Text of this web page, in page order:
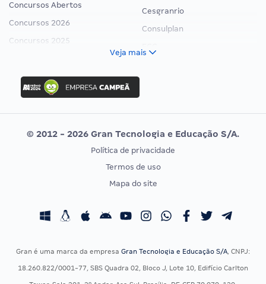
Concursos Abertos
Concursos 2026
Concursos 2025
Concurso Ibama
Concurso MPU
Editais publicados
Cesgranrio
Consulplan
Vunesp
CONCURSOS POR PROFISSÃO
Concursos Fiscais
Concursos Saúde
EXAME DE ORDEM
Calendário OAB
Veja mais
© 2012 - 2026 Gran Tecnologia e Educação S/A.
Política de privacidade
Termos de uso
Mapa do site
Gran é uma marca da empresa Gran Tecnologia e Educação S/A, CNPJ:
18.260.822/0001-77, SBS Quadra 02, Bloco J, Lote 10, Edifício Carlton